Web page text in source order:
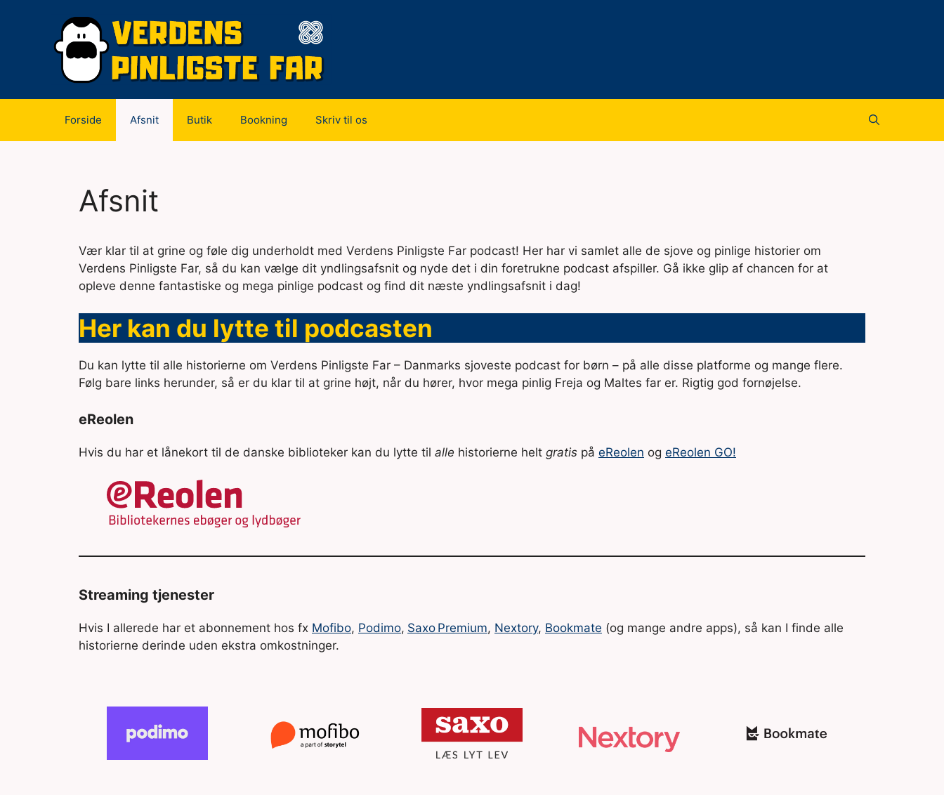
Forside Afsnit Butik Bookning Skriv til os
Afsnit
Vær klar til at grine og føle dig underholdt med Verdens Pinligste Far podcast! Her har vi samlet alle de sjove og pinlige historier om
Verdens Pinligste Far, så du kan vælge dit yndlingsafsnit og nyde det i din foretrukne podcast afspiller. Gå ikke glip af chancen for at
opleve denne fantastiske og mega pinlige podcast og find dit næste yndlingsafsnit i dag!
Her kan du lytte til podcasten
Du kan lytte til alle historierne om Verdens Pinligste Far – Danmarks sjoveste podcast for børn – på alle disse platforme og mange flere.
Følg bare links herunder, så er du klar til at grine højt, når du hører, hvor mega pinlig Freja og Maltes far er. Rigtig god fornøjelse.
eReolen
Hvis du har et lånekort til de danske biblioteker kan du lytte til alle historierne helt gratis på eReolen og eReolen GO!
Streaming tjenester
Hvis I allerede har et abonnement hos fx Mofibo, Podimo, Saxo Premium, Nextory, Bookmate (og mange andre apps), så kan I finde alle
historierne derinde uden ekstra omkostninger.